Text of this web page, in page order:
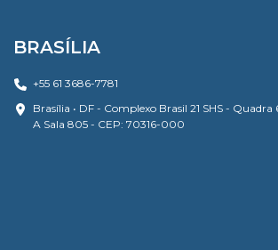
BRASÍLIA
+55 61 3686-7781
Brasília • DF - Complexo Brasil 21 SHS -
A Sala 805 - CEP: 70316-000